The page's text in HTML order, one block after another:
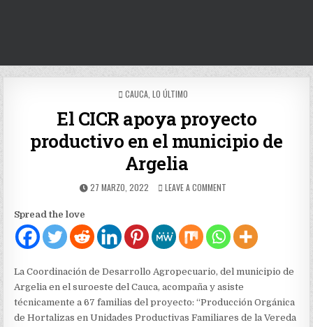
POSTED
CAUCA LO ÚLTIMO
El CICR apoya proyecto
productivo en el municipio de
Argelia
PUBLISHED
27 MARZO, 2022 LEAVE A COMMENT
APOYA
PROYECTO
PRODUCTIVO
EL
MUNICIPIO
DE
ARGELIA
Spread the love
La Coordinación de Desarrollo Agropecuario, del municipio de
Argelia en el suroeste del Cauca, acompaña y asiste
técnicamente a 67 familias del proyecto: “Producción Orgánica
de Hortalizas en Unidades Productivas Familiares de la Vereda